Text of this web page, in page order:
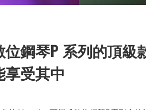
鋼琴P 系列的頂
受其中